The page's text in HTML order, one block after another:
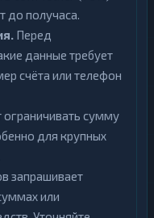
до получаса.
Перед
данные требует
счёта или телефон
сумму
для крупных
запрашивает
или